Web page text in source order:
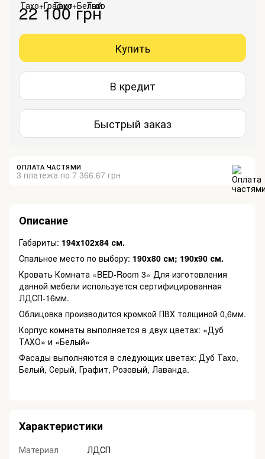
22 100 грн
Купить
В кредит
Быстрый заказ
ОПЛАТА ЧАСТЯМИ
3 платежа по 7 366.67 грн
Описание
Габариты: 194x102x84 см.
Спальное место по выбору: 190x80 см; 190х90 см.
Кровать Комната «BED-Room 3» Для изготовления
данной мебели используется сертифицированная
ЛДСП-16мм.
Облицовка производится кромкой ПВХ толщиной 0,6мм.
Корпус комнаты выполняется в двух цветах: «Дуб
ТАХО» и «Белый»
Фасады выполняются в следующих цветах: Дуб Тахо,
Белый, Серый, Графит, Розовый, Лаванда.
Характеристики
Материал
ЛДСП